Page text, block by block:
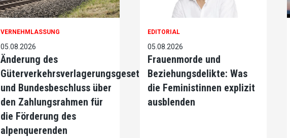
VERNEHMLASSUNG
05.08.2026
Änderung des
Güterverkehrsverlagerungsgesetzes
und Bundesbeschluss über
den Zahlungsrahmen für
die Förderung des
alpenquerenden
EDITORIAL
05.08.2026
Frauenmorde und
Beziehungsdelikte: Was
die Feministinnen explizit
ausblenden